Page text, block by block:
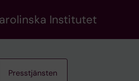
Institutet
Presstjänsten